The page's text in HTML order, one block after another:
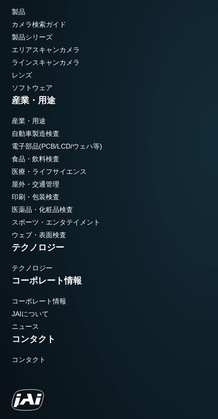
製品
カメラ検索ガイド
製品シリーズ
エリアスキャンカメラ
ラインスキャンカメラ
レンズ
ソフトウェア
産業・用途
産業・用途
自動車製造検査
電子部品(PCB/LCD/ウェハ等)
食品・飲料検査
医療・ライフサイエンス
屋外・交通管理
印刷・包装検査
医薬品・化粧品検査
スポーツ・エンタテイメント
ウェブ・表面検査
テクノロジー
テクノロジー
コーポレート情報
コーポレート情報
JAIについて
ニュース
コンタクト
コンタクト